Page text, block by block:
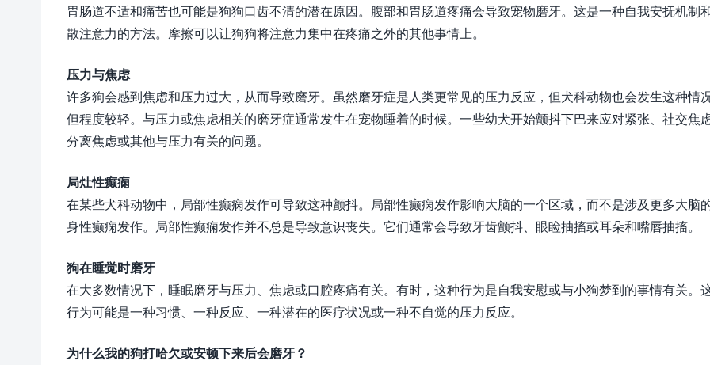
胃肠道不适和痛苦也可能是狗狗口齿不清的潜在原因。腹部和胃肠道疼痛会导致宠物磨牙。这是一种自我安抚机制
散注意力的方法。摩擦可以让狗狗将注意力集中在疼痛之外的其他事情上。
压力与焦虑
许多狗会感到焦虑和压力过大，从而导致磨牙。虽然磨牙症是人类更常见的压力反应，但犬科动物也会发生这种情
但程度较轻。与压力或焦虑相关的磨牙症通常发生在宠物睡着的时候。一些幼犬开始颤抖下巴来应对紧张、社交焦虑
分离焦虑或其他与压力有关的问题。
局灶性癫痫
在某些犬科动物中，局部性癫痫发作可导致这种颤抖。局部性癫痫发作影响大脑的一个区域，而不是涉及更多大脑
身性癫痫发作。局部性癫痫发作并不总是导致意识丧失。它们通常会导致牙齿颤抖、眼睑抽搐或耳朵和嘴唇抽搐。
狗在睡觉时磨牙
在大多数情况下，睡眠磨牙与压力、焦虑或口腔疼痛有关。有时，这种行为是自我安慰或与小狗梦到的事情有关。
行为可能是一种习惯、一种反应、一种潜在的医疗状况或一种不自觉的压力反应。
为什么我的狗打哈欠或安顿下来后会磨牙？